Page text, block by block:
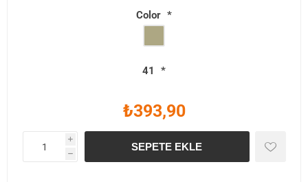
Color *
41 *
₺393,90
i
h
SEPETE EKLE